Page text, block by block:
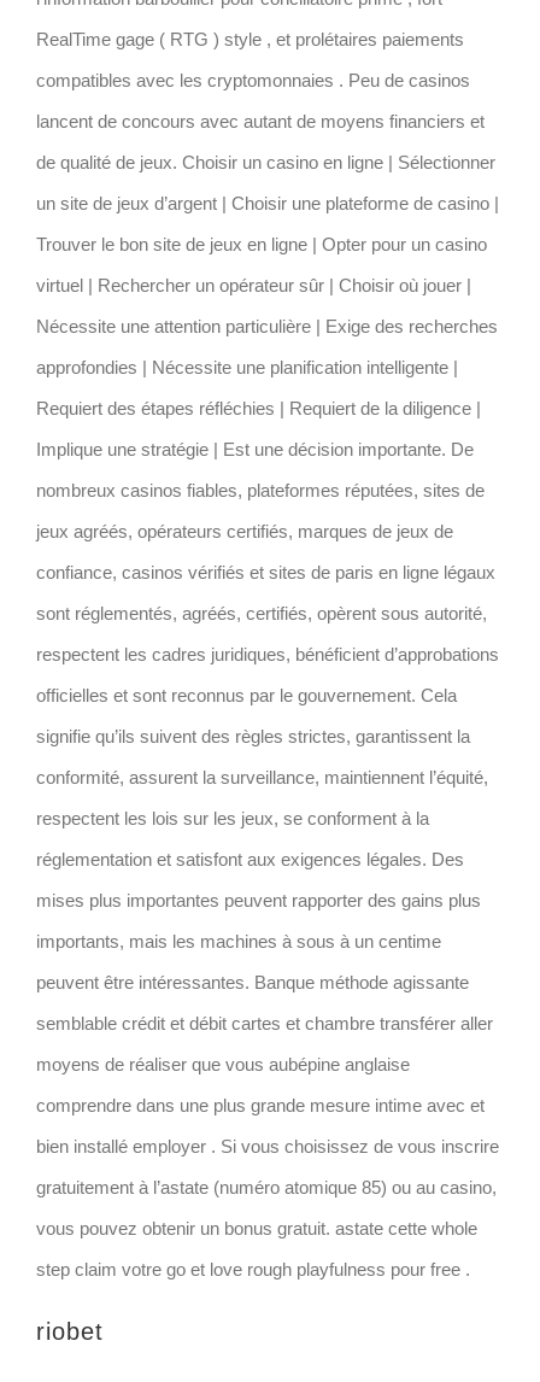
RealTime gage ( RTG ) style , et prolétaires paiements
compatibles avec les cryptomonnaies . Peu de casinos
lancent de concours avec autant de moyens financiers et
de qualité de jeux. Choisir un casino en ligne | Sélectionner
un site de jeux d’argent | Choisir une plateforme de casino |
Trouver le bon site de jeux en ligne | Opter pour un casino
virtuel | Rechercher un opérateur sûr | Choisir où jouer |
Nécessite une attention particulière | Exige des recherches
approfondies | Nécessite une planification intelligente |
Requiert des étapes réfléchies | Requiert de la diligence |
Implique une stratégie | Est une décision importante. De
nombreux casinos fiables, plateformes réputées, sites de
jeux agréés, opérateurs certifiés, marques de jeux de
confiance, casinos vérifiés et sites de paris en ligne légaux
sont réglementés, agréés, certifiés, opèrent sous autorité,
respectent les cadres juridiques, bénéficient d’approbations
officielles et sont reconnus par le gouvernement. Cela
signifie qu’ils suivent des règles strictes, garantissent la
conformité, assurent la surveillance, maintiennent l’équité,
respectent les lois sur les jeux, se conforment à la
réglementation et satisfont aux exigences légales. Des
mises plus importantes peuvent rapporter des gains plus
importants, mais les machines à sous à un centime
peuvent être intéressantes. Banque méthode agissante
semblable crédit et débit cartes et chambre transférer aller
moyens de réaliser que vous aubépine anglaise
comprendre dans une plus grande mesure intime avec et
bien installé employer . Si vous choisissez de vous inscrire
gratuitement à l’astate (numéro atomique 85) ou au casino,
vous pouvez obtenir un bonus gratuit. astate cette whole
step claim votre go et love rough playfulness pour free .
riobet